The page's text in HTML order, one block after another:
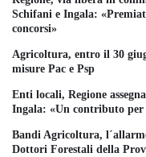
Schifani e Ingala:
concorsi»
Agricoltura, entro il 30
misure Pac e Psp
Enti locali, Regione
Ingala: «Un contributo
Bandi Agricoltura,
Dottori Forestali della